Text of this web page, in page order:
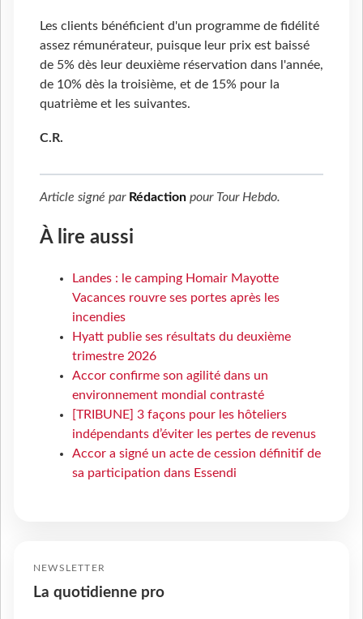
Les clients bénéficient d'un programme de fidélité
assez rémunérateur, puisque leur prix est baissé
de 5% dès leur deuxième réservation dans l'année,
de 10% dès la troisième, et de 15% pour la
quatrième et les suivantes.
C.R.
Article signé par Rédaction pour Tour Hebdo.
À lire aussi
Landes : le camping Homair Mayotte
Vacances rouvre ses portes après les
incendies
Hyatt publie ses résultats du deuxième
trimestre 2026
Accor confirme son agilité dans un
environnement mondial contrasté
[TRIBUNE] 3 façons pour les hôteliers
indépendants d’éviter les pertes de revenus
Accor a signé un acte de cession définitif de
sa participation dans Essendi
NEWSLETTER
La quotidienne pro